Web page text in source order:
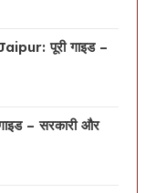
पूरी गाइड –
– सरकारी और